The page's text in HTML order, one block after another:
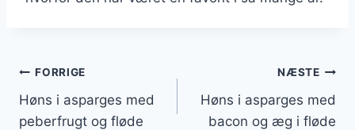
Indlægsnavigation
FORRIGE
Høns i asparges med
peberfrugt og fløde
NÆSTE
Høns i asparges med
bacon og æg i fløde